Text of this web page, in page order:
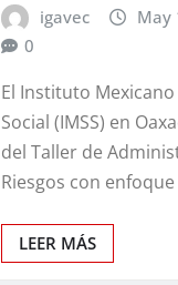
igavec
May
0
El Instituto
Social (IMSS) en
del Taller de
Riesgos con
LEER MÁS